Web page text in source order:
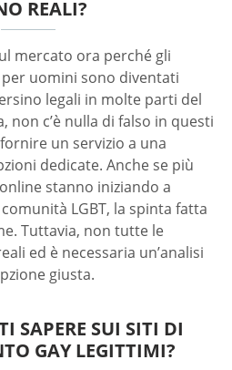
REALI?
mercato ora perché gli
uomini sono diventati
legali in molte parti del
non c’è nulla di falso in questi
un servizio a una
dedicate. Anche se più
stanno iniziando a
LGBT, la spinta fatta
Tuttavia, non tutte le
ed è necessaria un’analisi
giusta.
SAPERE SUI SITI DI
GAY LEGITTIMI?